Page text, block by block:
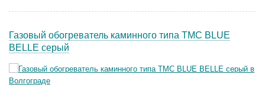
Газовый обогреватель каминного типа TMC BLUE
BELLE серый